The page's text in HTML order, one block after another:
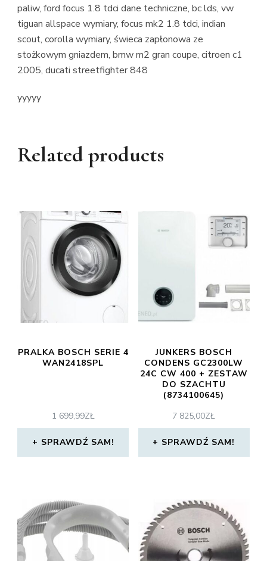
paliw, ford focus 1.8 tdci dane techniczne, bc lds, vw
tiguan allspace wymiary, focus mk2 1.8 tdci, indian
scout, corolla wymiary, świeca zapłonowa ze
stożkowym gniazdem, bmw m2 gran coupe, citroen c1
2005, ducati streetfighter 848
yyyyy
Related products
PRALKA BOSCH SERIE 4
WAN2418SPL
1 699,99ZŁ
SPRAWDŹ SAM!
JUNKERS BOSCH
CONDENS GC2300LW
24C CW 400 + ZESTAW
DO SZACHTU
(8734100645)
7 825,00ZŁ
SPRAWDŹ SAM!